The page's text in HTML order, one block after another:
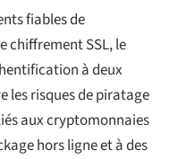
fiables de
chiffrement SSL, le
à deux
les risques de piratage
aux cryptomonnaies
hors ligne et à des